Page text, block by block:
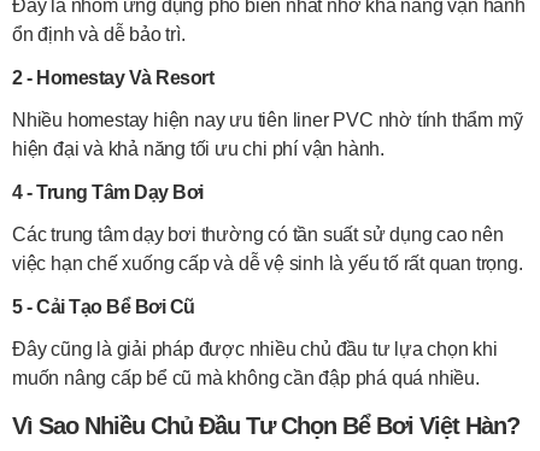
Đây là nhóm ứng dụng phổ biến nhất nhờ khả năng vận hành
ổn định và dễ bảo trì.
2 - Homestay Và Resort
Nhiều homestay hiện nay ưu tiên liner PVC nhờ tính thẩm mỹ
hiện đại và khả năng tối ưu chi phí vận hành.
4 - Trung Tâm Dạy Bơi
Các trung tâm dạy bơi thường có tần suất sử dụng cao nên
việc hạn chế xuống cấp và dễ vệ sinh là yếu tố rất quan trọng.
5 - Cải Tạo Bể Bơi Cũ
Đây cũng là giải pháp được nhiều chủ đầu tư lựa chọn khi
muốn nâng cấp bể cũ mà không cần đập phá quá nhiều.
Vì Sao Nhiều Chủ Đầu Tư Chọn Bể Bơi Việt Hàn?